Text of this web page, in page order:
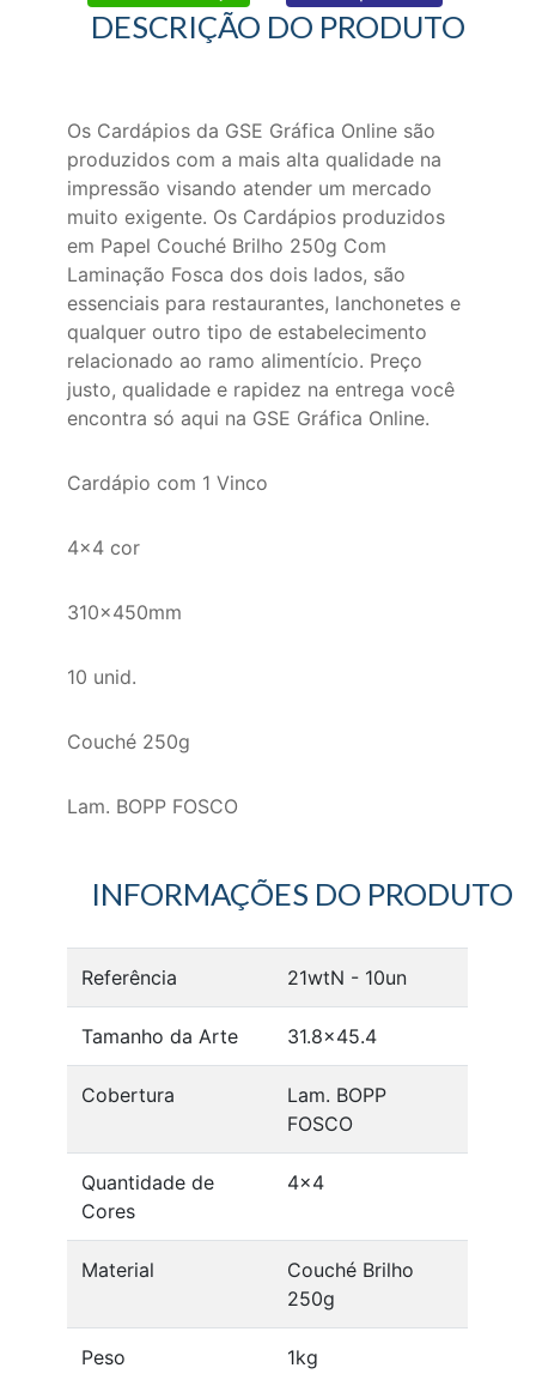
DESCRIÇÃO DO PRODUTO
Os Cardápios da GSE Gráfica Online são
produzidos com a mais alta qualidade na
impressão visando atender um mercado
muito exigente. Os Cardápios produzidos
em Papel Couché Brilho 250g Com
Laminação Fosca dos dois lados, são
essenciais para restaurantes, lanchonetes e
qualquer outro tipo de estabelecimento
relacionado ao ramo alimentício. Preço
justo, qualidade e rapidez na entrega você
encontra só aqui na GSE Gráfica Online.
Cardápio com 1 Vinco
4x4 cor
310x450mm
10 unid.
Couché 250g
Lam. BOPP FOSCO
INFORMAÇÕES DO PRODUTO
Referência 21wtN - 10un
Tamanho da Arte 31.8x45.4
Cobertura
Lam. BOPP
FOSCO
Quantidade de
Cores
4x4
Material
Couché Brilho
250g
Peso 1kg